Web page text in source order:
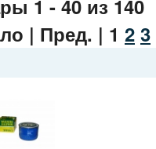
1 - 40 из 140
| Пред. | 1 2 3